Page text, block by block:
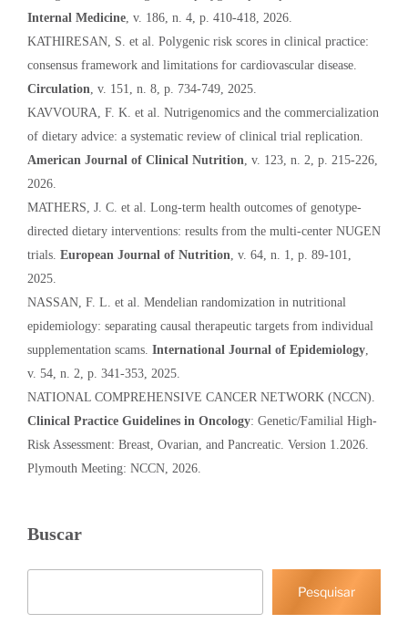
Internal Medicine, v. 186, n. 4, p. 410-418, 2026.
KATHIRESAN, S. et al. Polygenic risk scores in clinical practice:
consensus framework and limitations for cardiovascular disease.
Circulation, v. 151, n. 8, p. 734-749, 2025.
KAVVOURA, F. K. et al. Nutrigenomics and the commercialization
of dietary advice: a systematic review of clinical trial replication.
American Journal of Clinical Nutrition, v. 123, n. 2, p. 215-226,
2026.
MATHERS, J. C. et al. Long-term health outcomes of genotype-
directed dietary interventions: results from the multi-center NUGEN
trials. European Journal of Nutrition, v. 64, n. 1, p. 89-101,
2025.
NASSAN, F. L. et al. Mendelian randomization in nutritional
epidemiology: separating causal therapeutic targets from individual
supplementation scams. International Journal of Epidemiology,
v. 54, n. 2, p. 341-353, 2025.
NATIONAL COMPREHENSIVE CANCER NETWORK (NCCN).
Clinical Practice Guidelines in Oncology: Genetic/Familial High-
Risk Assessment: Breast, Ovarian, and Pancreatic. Version 1.2026.
Plymouth Meeting: NCCN, 2026.
Buscar
Pesquisar